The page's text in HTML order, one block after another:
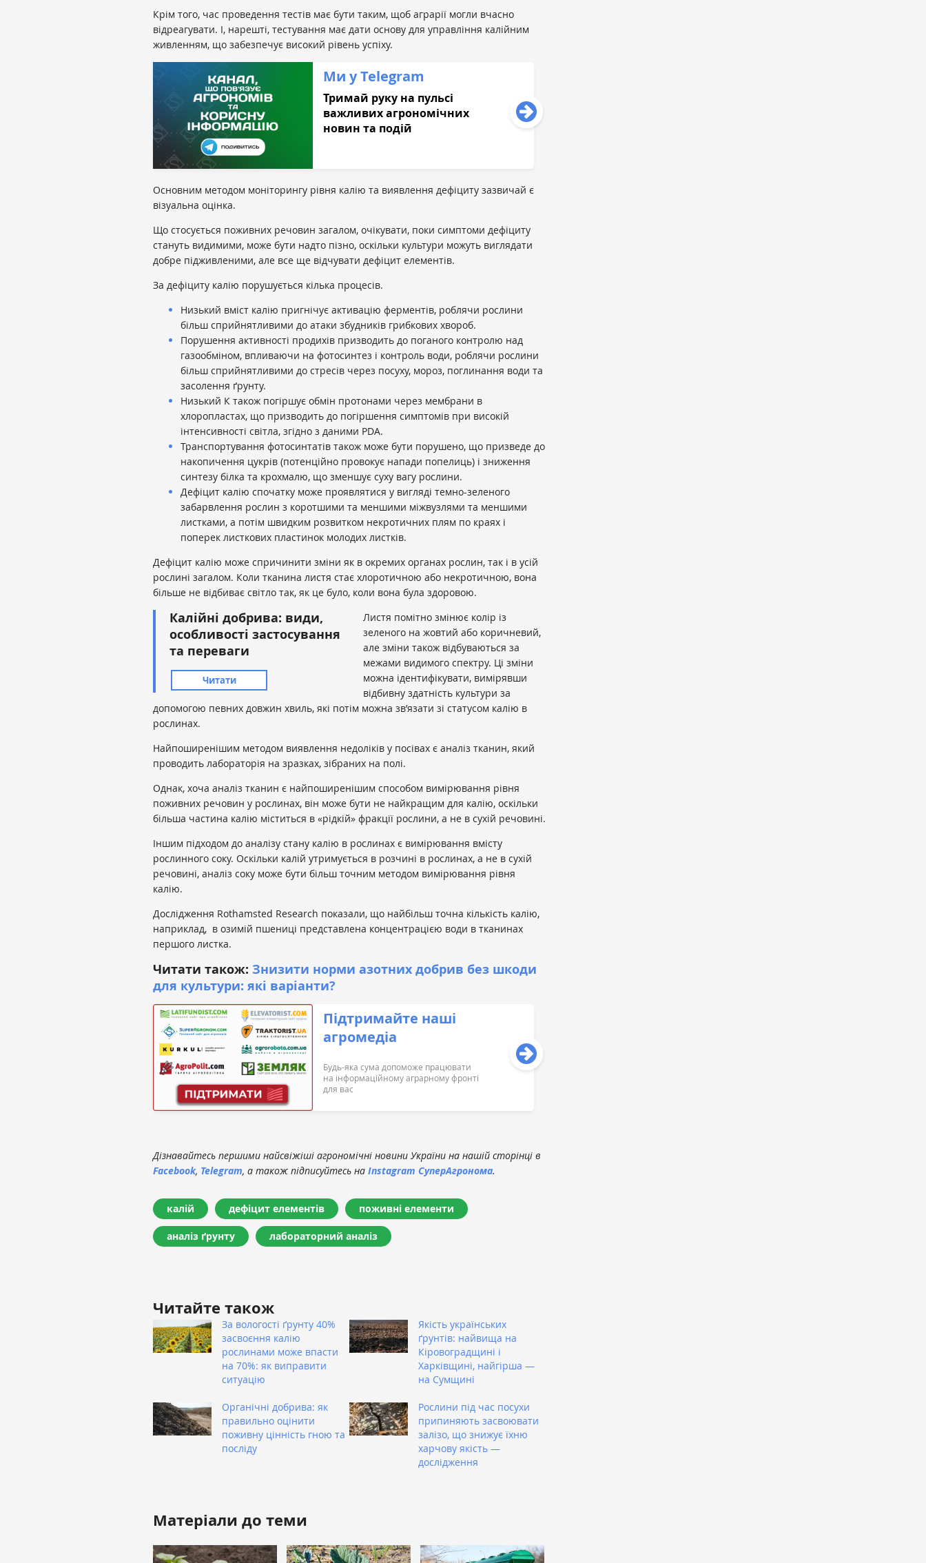
Крім того, час проведення тестів має бути таким, щоб аграрії могли вчасно
відреагувати. І, нарешті, тестування має дати основу для управління калійним
живленням, що забезпечує високий рівень успіху.
Ми у Telegram
Тримай руку на пульсі
важливих агрономічних
новин та подій
Основним методом моніторингу рівня калію та виявлення дефіциту зазвичай є
візуальна оцінка.
Що стосується поживних речовин загалом, очікувати, поки симптоми дефіциту
стануть видимими, може бути надто пізно, оскільки культури можуть виглядати
добре підживленими, але все ще відчувати дефіцит елементів.
За дефіциту калію порушується кілька процесів.
Низький вміст калію пригнічує активацію ферментів, роблячи рослини
більш сприйнятливими до атаки збудників грибкових хвороб.
Порушення активності продихів призводить до поганого контролю над
газообміном, впливаючи на фотосинтез і контроль води, роблячи рослини
більш сприйнятливими до стресів через посуху, мороз, поглинання води та
засолення ґрунту.
Низький К також погіршує обмін протонами через мембрани в
хлоропластах, що призводить до погіршення симптомів при високій
інтенсивності світла, згідно з даними PDA.
Транспортування фотосинтатів також може бути порушено, що призведе до
накопичення цукрів (потенційно провокує напади попелиць) і зниження
синтезу білка та крохмалю, що зменшує суху вагу рослини.
Дефіцит калію спочатку може проявлятися у вигляді темно-зеленого
забарвлення рослин з коротшими та меншими міжвузлями та меншими
листками, а потім швидким розвитком некротичних плям по краях і
поперек листкових пластинок молодих листків.
Дефіцит калію може спричинити зміни як в окремих органах рослин, так і в усій
рослині загалом. Коли тканина листя стає хлоротичною або некротичною, вона
більше не відбиває світло так, як це було, коли вона була здоровою.
Калійні добрива: види,
особливості застосування
та переваги
Читати
Листя помітно змінює колір із
зеленого на жовтий або коричневий,
але зміни також відбуваються за
межами видимого спектру. Ці зміни
можна ідентифікувати, вимірявши
відбивну здатність культури за
допомогою певних довжин хвиль, які потім можна зв’язати зі статусом калію в
рослинах.
Найпоширенішим методом виявлення недоліків у посівах є аналіз тканин, який
проводить лабораторія на зразках, зібраних на полі.
Однак, хоча аналіз тканин є найпоширенішим способом вимірювання рівня
поживних речовин у рослинах, він може бути не найкращим для калію, оскільки
більша частина калію міститься в «рідкій» фракції рослини, а не в сухій речовині.
Іншим підходом до аналізу стану калію в рослинах є вимірювання вмісту
рослинного соку. Оскільки калій утримується в розчині в рослинах, а не в сухій
речовині, аналіз соку може бути більш точним методом вимірювання рівня
калію.
Дослідження Rothamsted Research показали, що найбільш точна кількість калію,
наприклад, в озимій пшениці представлена ​​концентрацією води в тканинах
першого листка.
Читати також: Знизити норми азотних добрив без шкоди
для культури: які варіанти?
Підтримайте наші
агромедіа
Будь-яка сума допоможе працювати
на інформаційному аграрному фронті
для вас
Дізнавайтесь першими найсвіжіші агрономічні новини України на нашій сторінці в
Facebook, Telegram, а також підписуйтесь на Instagram СуперАгронома.
калій дефіцит елементів поживні елементи
аналіз ґрунту лабораторний аналіз
Читайте також
За вологості ґрунту 40%
засвоєння калію
рослинами може впасти
на 70%: як виправити
ситуацію
Якість українських
ґрунтів: найвища на
Кіровоградщині і
Харківщині, найгірша —
на Сумщині
Органічні добрива: як
правильно оцінити
поживну цінність гною та
посліду
Рослини під час посухи
припиняють засвоювати
залізо, що знижує їхню
харчову якість —
дослідження
Матеріали до теми